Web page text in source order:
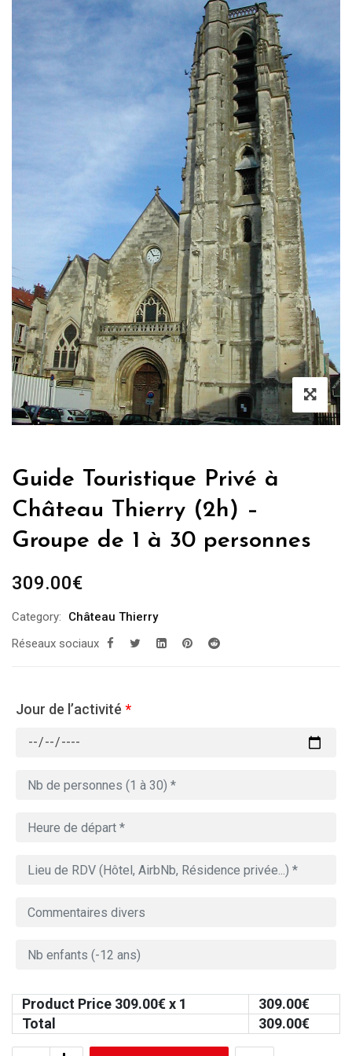
Guide Touristique Privé à
Château Thierry (2h) –
Groupe de 1 à 30 personnes
309.00€
Category:
Château Thierry
Réseaux sociaux
Jour de l’activité *
Product Price 309.00€ x 1 309.00€
Total
309.00€